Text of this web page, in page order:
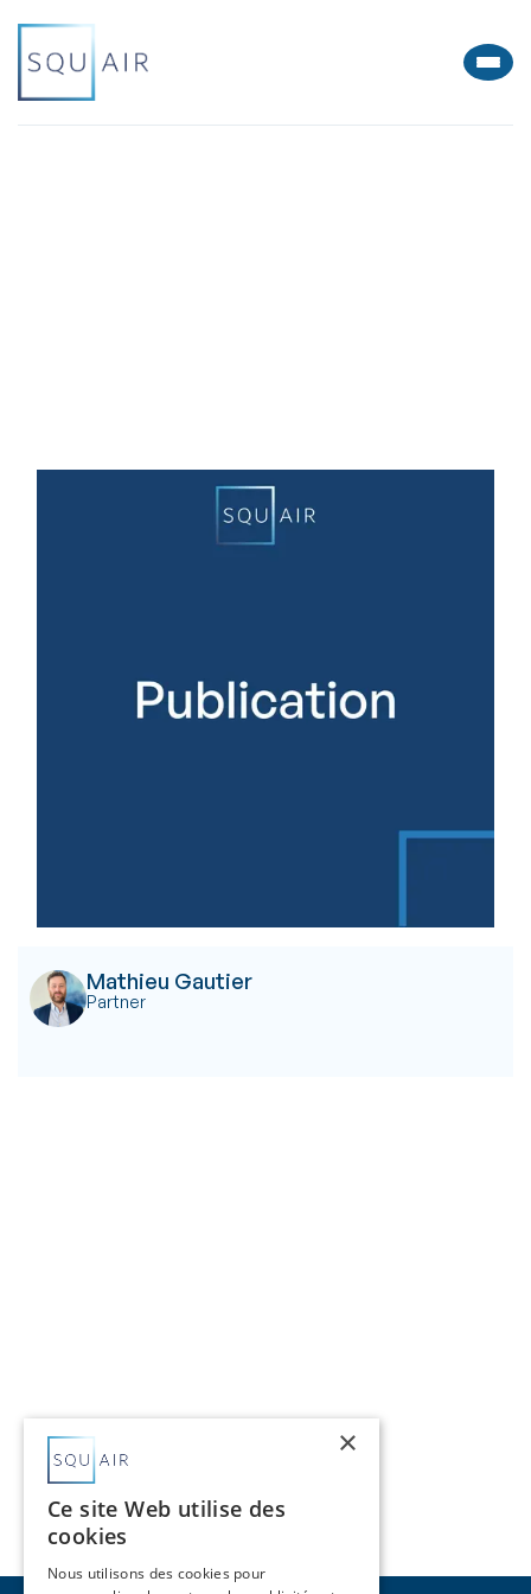
Mathieu Gautier
Partner
×
Ce site Web utilise des
cookies
Nous utilisons des cookies pour